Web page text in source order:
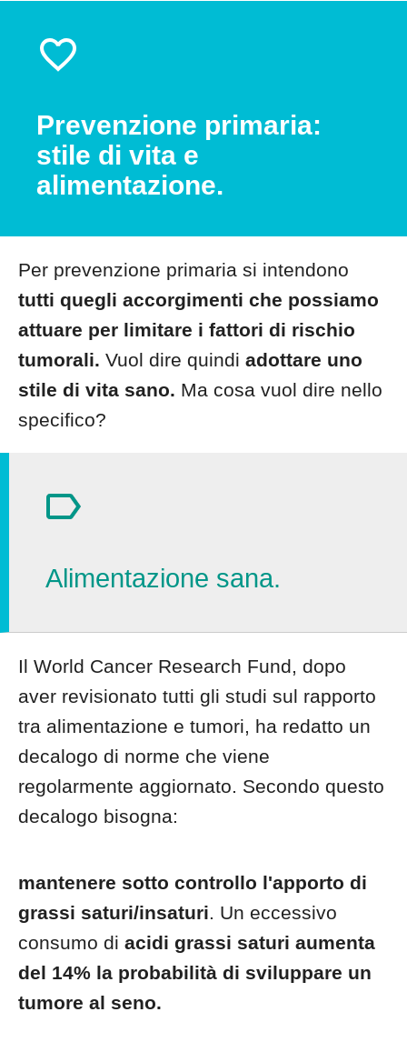
Prevenzione primaria:
stile di vita e
alimentazione.
Per prevenzione primaria si intendono
tutti quegli accorgimenti che possiamo
attuare per limitare i fattori di rischio
tumorali. Vuol dire quindi adottare uno
stile di vita sano. Ma cosa vuol dire nello
specifico?
Alimentazione sana.
Il World Cancer Research Fund, dopo
aver revisionato tutti gli studi sul rapporto
tra alimentazione e tumori, ha redatto un
decalogo di norme che viene
regolarmente aggiornato. Secondo questo
decalogo bisogna:
mantenere sotto controllo l'apporto di
grassi saturi/insaturi. Un eccessivo
consumo di acidi grassi saturi aumenta
del 14% la probabilità di sviluppare un
tumore al seno.